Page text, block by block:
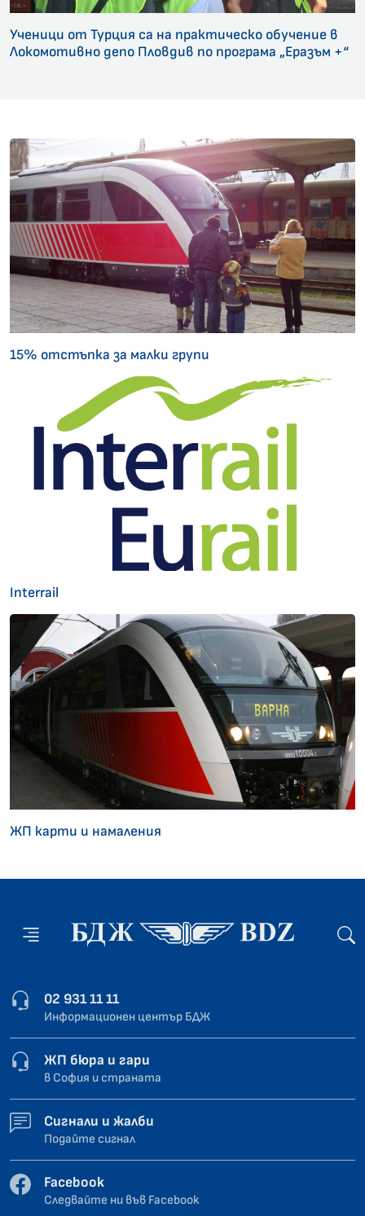
Ученици от Турция са на практическо обучение в
Локомотивно депо Пловдив по програма „Еразъм +“
15% отстъпка за малки групи
Interrail
ЖП карти и намаления
02 931 11 11
Информационен център БДЖ
ЖП бюра и гари
в София и страната
Сигнали и жалби
Подайте сигнал
Facebook
Следвайте ни във Facebook